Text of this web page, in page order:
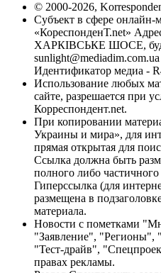
© 2000-2026,
Субъект в сфере онлайн-
«КореспонденТ.net»
ХАРКІВСЬКЕ ШОСЕ,
sunlight@mediadim.com.ua
Идентификатор медиа -
Использование любых
сайте, разрешается при
Корреспондент.net.
При копировании
Украины и мира», для
прямая открытая для
Ссылка должна быть
полного либо
Гиперссылка (для
размещена в
материала.
Новости с пометками
"Заявление",
"Тест-драйв",
правах рекламы.